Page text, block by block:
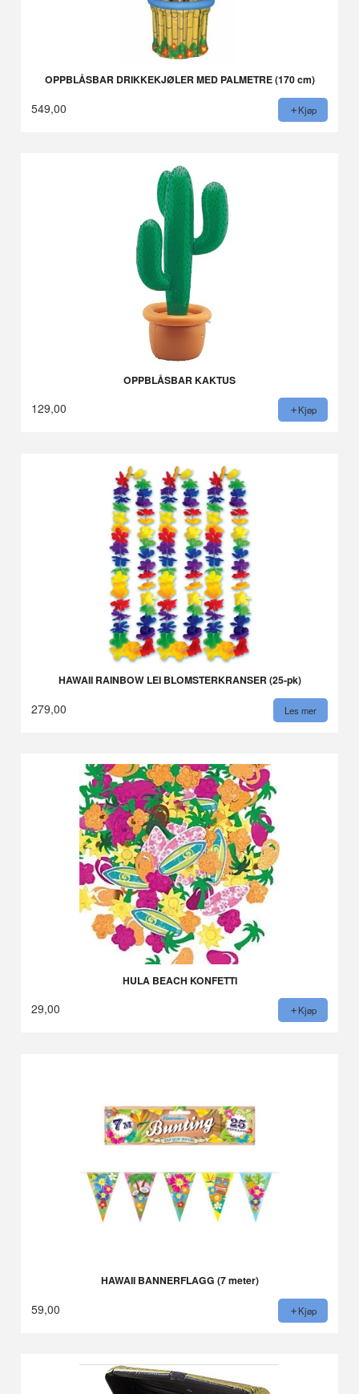
OPPBLÅSBAR DRIKKEKJØLER MED PALMETRE (170 cm)
549,00 Kjøp
OPPBLÅSBAR KAKTUS
129,00 Kjøp
HAWAII RAINBOW LEI BLOMSTERKRANSER (25-pk)
279,00 Les mer
HULA BEACH KONFETTI
29,00 Kjøp
HAWAII BANNERFLAGG (7 meter)
59,00 Kjøp